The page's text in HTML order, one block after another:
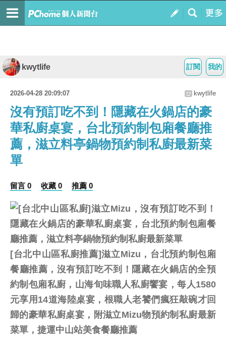
我的
訂閱
kwytlife
2026-04-28 20:09:07 kwytlife
沒有預訂吃不到！隱藏在火鍋店的豪
華私廚桌宴，台北預約制包廂餐廳推
薦，滋立料亭鍋物預約制私廚最新菜
單
留言 0 收藏 0 推薦 0
[台北中山區私廚推薦]滋立Mizu，台北預約制包廂
餐廳推薦，沒有預訂吃不到！隱藏在火鍋店的全預
約制包廂私廚，山海旬味職人私廚饗宴，每人1580
元享用14道海陸桌宴，根職人老饕們瘋狂敲碗才回
歸的豪華私廚桌宴，附滋立Mizu物預約制私廚最新
菜單，捷運中山站美食餐廳推薦